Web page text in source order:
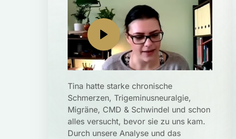
Tina hatte starke chronische
Schmerzen, Trigeminusneuralgie,
Migräne, CMD & Schwindel und schon
alles versucht, bevor sie zu uns kam.
Durch unsere Analyse und das